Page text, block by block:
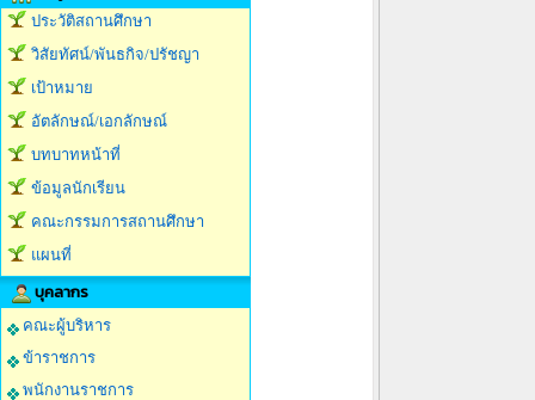
ประวัติสถานศึกษา
วิสัยทัศน์/พันธกิจ/ปรัชญา
เป้าหมาย
อัตลักษณ์/เอกลักษณ์
บทบาทหน้าที่
ข้อมูลนักเรียน
คณะกรรมการสถานศึกษา
แผนที่
บุคลากร
คณะผู้บริหาร
ข้าราชการ
พนักงานราชการ